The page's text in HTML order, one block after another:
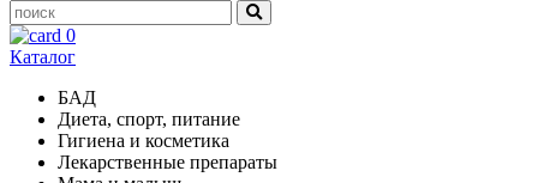
0
Каталог
БАД
Диета, спорт, питание
Гигиена и косметика
Лекарственные препараты